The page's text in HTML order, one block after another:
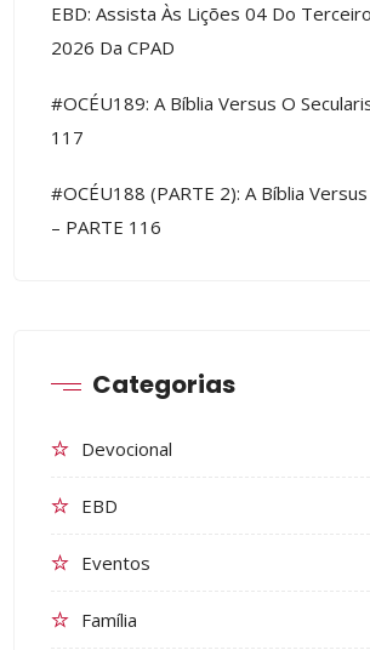
EBD: Assista Às Lições 04 Do
2026 Da CPAD
#OCÉU189: A Bíblia Versus O
117
#OCÉU188 (PARTE 2): A Bíblia
– PARTE 116
Categorias
Devocional
EBD
Eventos
Família